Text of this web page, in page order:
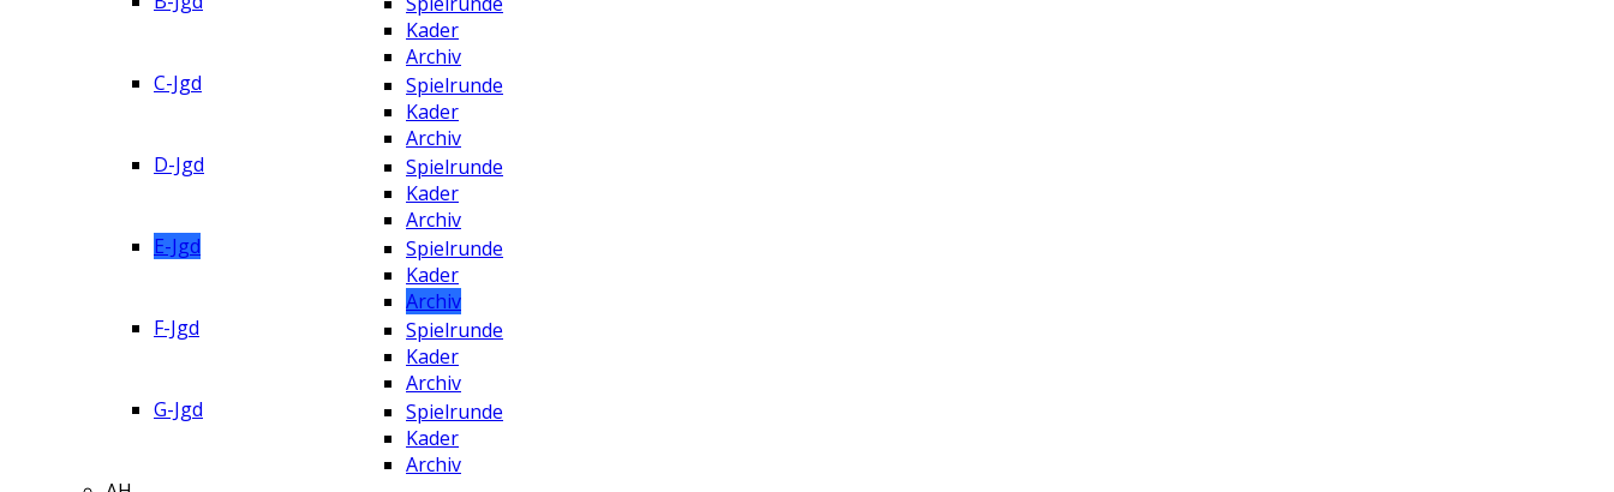
Kader
Archiv
C-Jgd
Spielrunde
Kader
Archiv
D-Jgd
Spielrunde
Kader
Archiv
E-Jgd
Spielrunde
Kader
Archiv
F-Jgd
Spielrunde
Kader
Archiv
G-Jgd
Spielrunde
Kader
Archiv